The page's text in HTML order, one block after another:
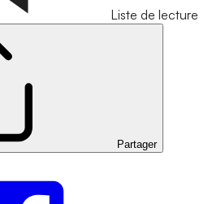
Liste de lecture
Partager